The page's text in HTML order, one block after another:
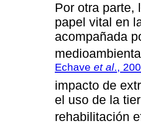
Por otra parte,
papel vital en
acompañada
Echave et al .,
impacto de
el uso de la
rehabilitación